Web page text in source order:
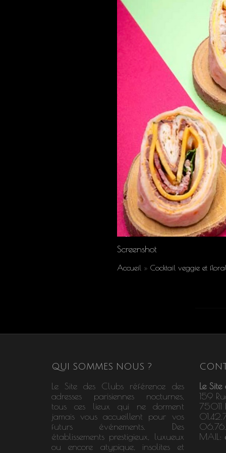
Screenshot
Accueil » Cocktail veggie et
QUI SOMMES NOUS ?
Le Site des Clubs référence des
adresses parisiennes nocturnes,
tous ces lieux qui ne dorment
jamais vous accueillent pour vos
futurs événements. Des
établissements prestigieux, luxueux
ou encore atypique, insolites et
Le
159
75011
MAIL: